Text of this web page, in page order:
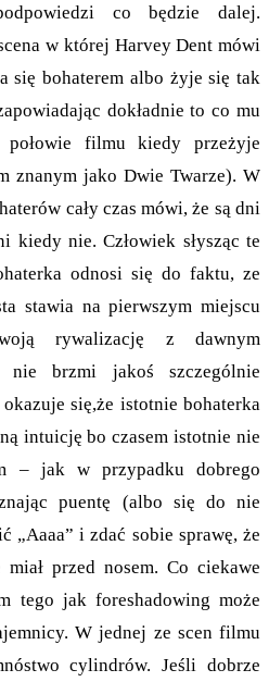
co będzie dalej.
w której Harvey Dent mówi
się bohaterem albo żyje się tak
dokładnie to co mu
filmu kiedy przeżyje
znanym jako Dwie Twarze). W
cały czas mówi, że są dni
kiedy nie. Człowiek słysząc te
odnosi się do faktu, ze
stawia na pierwszym miejscu
rywalizację z dawnym
nie brzmi jakoś szczególnie
się,że istotnie bohaterka
intuicję bo czasem istotnie nie
– jak w przypadku dobrego
puentę (albo się do nie
„Aaaa” i zdać sobie sprawę, że
przed nosem. Co ciekawe
tego jak foreshadowing może
W jednej ze scen filmu
cylindrów. Jeśli dobrze